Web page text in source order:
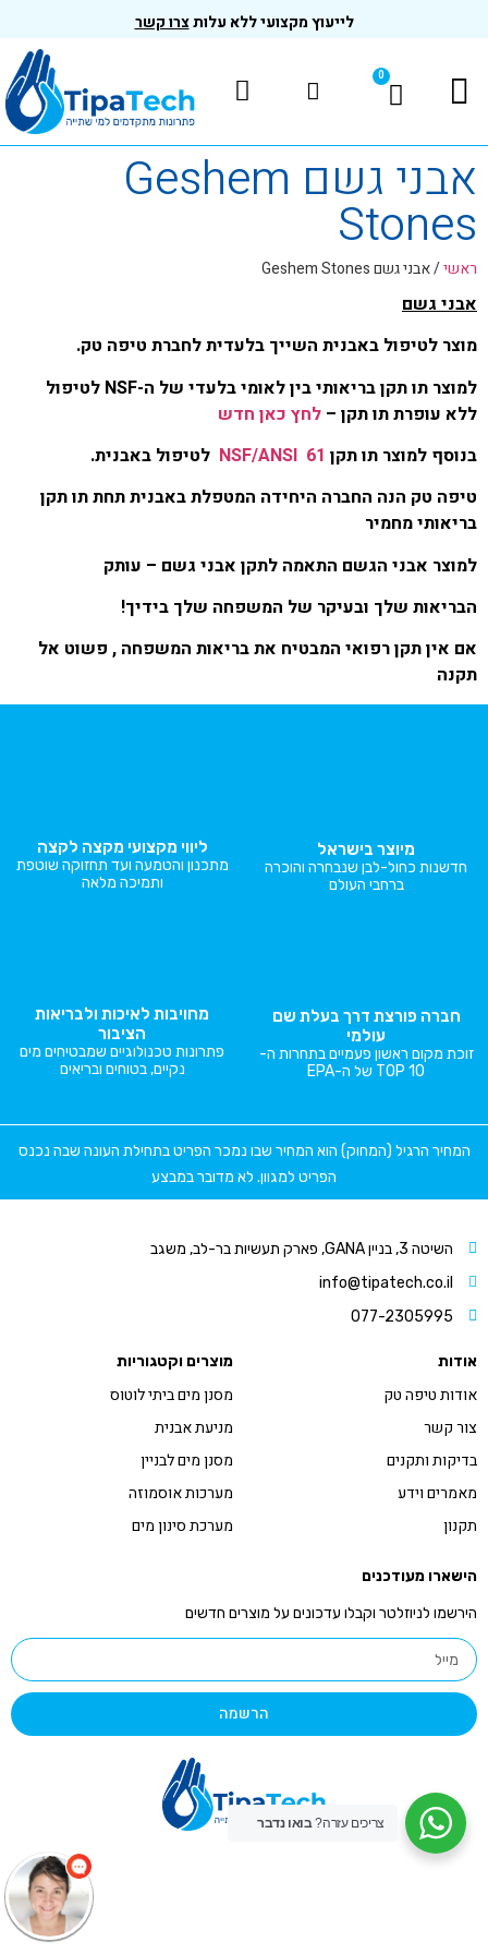
לייעוץ מקצועי ללא עלותצרו קשר
0
אבני גשם Geshem
Stones
ראשי/אבני גשם Geshem Stones
אבני גשם
מוצר לטיפול באבנית השייך בלעדית לחברת טיפה טק.
למוצר תו תקן בריאותי בין לאומי בלעדי של ה-NSF לטיפול
ללא עופרתתו תקן – לחץ כאן חדש
בנוסף למוצר תו תקן 61 NSF/ANSI
לטיפול באבנית.
טיפה טק הנה החברה היחידה המטפלת באבנית תחת תו תקן
בריאותי מחמיר
למוצר אבני הגשם התאמה ל‏‏תקן אבני גשם – עותק
הבריאות שלך ובעיקר של המשפחה שלך בידיך!
אם אין תקן רפואי המבטיח את בריאות המשפחה , פשוט אל
תקנה
מיוצר בישראל
חדשנות כחול-לבן שנבחרה והוכרה
ברחבי העולם
ליווי מקצועי מקצה לקצה
מתכנון והטמעה ועד תחזוקה שוטפת
ותמיכה מלאה
חברה פורצת דרך בעלת שם
עולמי
זוכת מקום ראשון פעמיים בתחרות ה-
TOP 10 של ה-EPA
מחויבות לאיכות ולבריאות
הציבור
פתרונות טכנולוגיים שמבטיחים מים
נקיים, בטוחים ובריאים
המחיר הרגיל (המחוק) הוא המחיר שבו נמכר הפריט בתחילת העונה שבה נכנס
הפריט למגוון. לא מדובר במבצע
השיטה 3, בניין GANA, פארק תעשיות בר-לב, משגב
info@tipatech.co.il
077-2305995
אודות
אודות טיפה טק
צור קשר
בדיקות ותקנים
מאמרים וידע
תקנון
מוצרים וקטגוריות
מסנן מים ביתי לוטוס
מניעת אבנית
מסנן מים לבניין
מערכות אוסמוזה
מערכת סינון מים
הישארו מעודכנים
הירשמו לניוזלטר וקבלו עדכונים על מוצרים חדשים
הרשמה
צריכים עזרה?בואו נדבר